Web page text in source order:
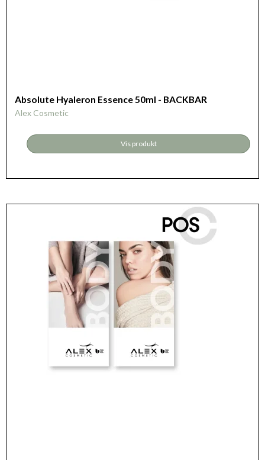
Absolute Hyaleron Essence 50ml - BACKBAR
Alex Cosmetic
Vis produkt